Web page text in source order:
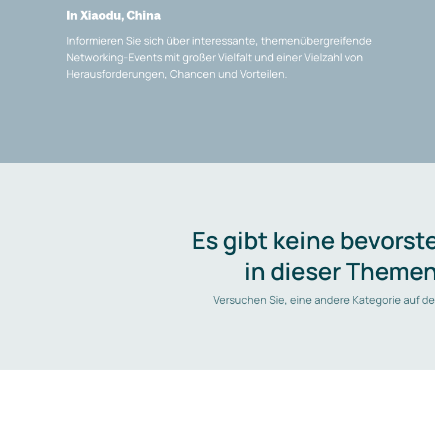
In Xiaodu, China
Informieren Sie sich über interessante, themenübergreifende
Networking-Events mit großer Vielfalt und einer Vielzahl von
Herausforderungen, Chancen und Vorteilen.
Es gibt keine
in dieser
Versuchen Sie, eine andere Kategorie auf